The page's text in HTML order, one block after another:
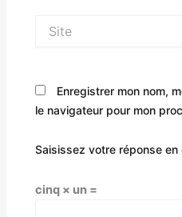
Enregistrer mon nom,
le navigateur pour mon
Saisissez votre réponse en
cinq × un =